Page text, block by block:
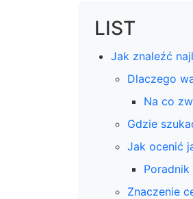
LIST
Jak znaleźć
Dlaczego
Na co
Gdzie
Jak ocenić
Znaczenie